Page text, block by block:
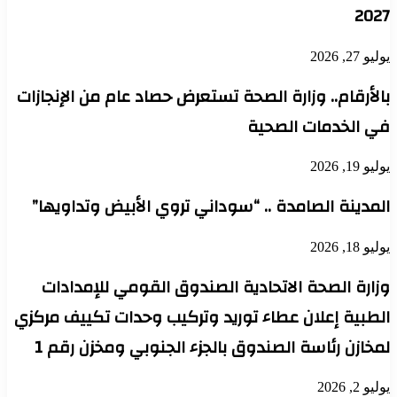
2027
يوليو 27, 2026
بالأرقام.. وزارة الصحة تستعرض حصاد عام من الإنجازات
في الخدمات الصحية
يوليو 19, 2026
المدينة الصامدة .. “سوداني تروي الأبيض وتداويها”
يوليو 18, 2026
وزارة الصحة الاتحادية الصندوق القومي للإمدادات
الطبية إعلان عطاء توريد وتركيب وحدات تكييف مركزي
لمخازن رئاسة الصندوق بالجزء الجنوبي ومخزن رقم 1
يوليو 2, 2026